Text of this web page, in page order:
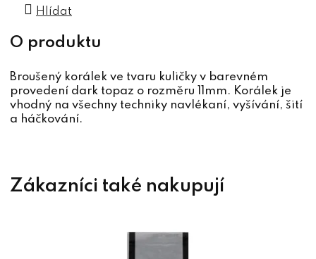
Hlídat
Broušený korálek ve tvaru kuličky v barevném
provedení dark topaz o rozměru 11mm. Korálek je
vhodný na všechny techniky navlékaní, vyšívání, šití
a háčkování.